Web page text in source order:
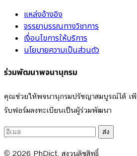
แหล่งอ้างอิง
จรรยาบรรณทางวิชาการ
เงื่อนไขการให้บริการ
นโยบายความเป็นส่วนตัว
ร่วมพัฒนาพจนานุกรม
คุณช่วยให้พจนานุกรมปรัชญาสมบูรณ์ได้ เพี
รับฟอร์มลงทะเบียนเป็นผู้ร่วมพัฒนา
ส่ง
© 2026 PhDict. สงวนลิขสิทธิ์